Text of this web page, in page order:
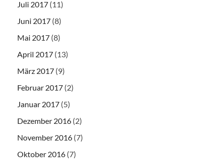
Juli 2017 (11)
Juni 2017 (8)
Mai 2017 (8)
April 2017 (13)
März 2017 (9)
Februar 2017 (2)
Januar 2017 (5)
Dezember 2016 (2)
November 2016 (7)
Oktober 2016 (7)